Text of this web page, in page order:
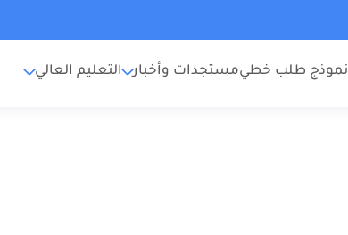
نموذج طلب خطيمستجدات وأخبار التعليم العالي